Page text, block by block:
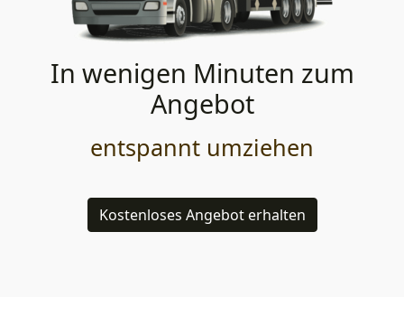
In wenigen Minuten zum
Angebot
entspannt umziehen
Kostenloses Angebot erhalten